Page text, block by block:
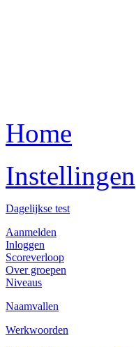
Home
Instellingen
Dagelijkse test
Aanmelden
Inloggen
Scoreverloop
Over groepen
Niveaus
Naamvallen
Werkwoorden